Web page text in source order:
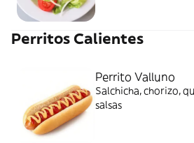
Perritos Calientes
Perrito Valluno
Salchicha, chorizo,
salsas